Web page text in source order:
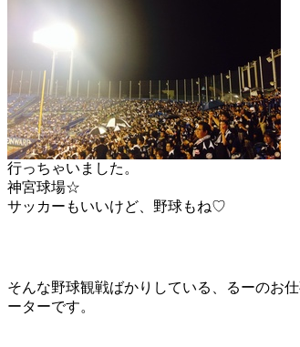
行っちゃいました。
神宮球場☆
サッカーもいいけど、野球もね♡
そんな野球観戦ばかりしている、るーのお
ーターです。